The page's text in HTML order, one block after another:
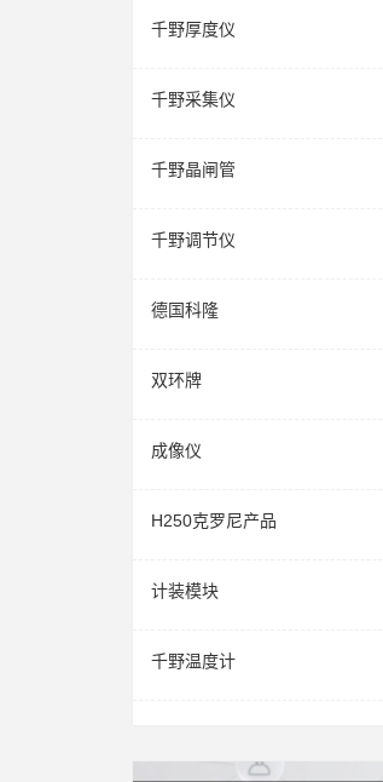
千野厚度仪
千野采集仪
千野晶闸管
千野调节仪
德国科隆
双环牌
成像仪
H250克罗尼产品
计装模块
千野温度计